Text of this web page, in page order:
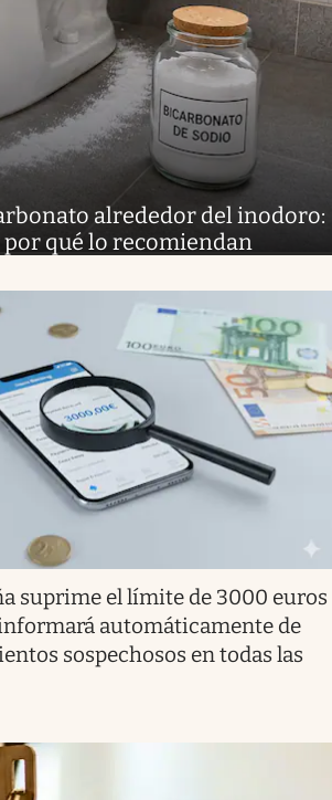
alrededor del inodoro:
por qué lo recomiendan
suprime el límite de 3000 euros
automáticamente de
sospechosos en todas las